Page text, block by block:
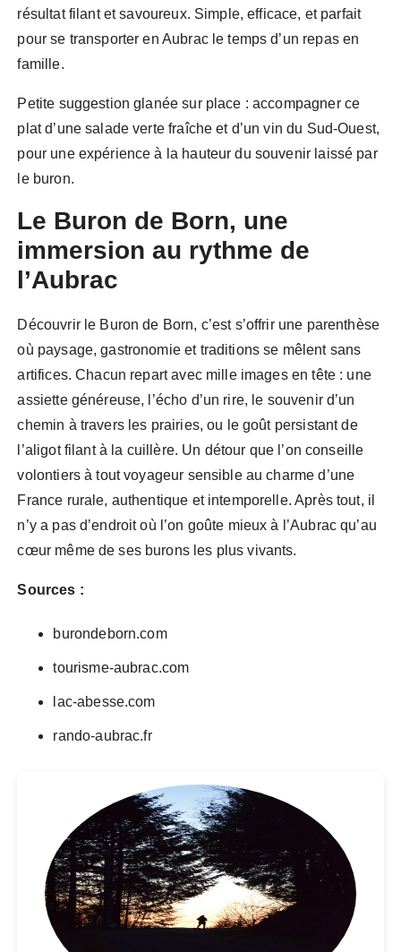
résultat filant et savoureux. Simple, efficace, et parfait
pour se transporter en Aubrac le temps d’un repas en
famille.
Petite suggestion glanée sur place : accompagner ce
plat d’une salade verte fraîche et d’un vin du Sud-Ouest,
pour une expérience à la hauteur du souvenir laissé par
le buron.
Le Buron de Born, une
immersion au rythme de
l’Aubrac
Découvrir le Buron de Born, c’est s’offrir une parenthèse
où paysage, gastronomie et traditions se mêlent sans
artifices. Chacun repart avec mille images en tête : une
assiette généreuse, l’écho d’un rire, le souvenir d’un
chemin à travers les prairies, ou le goût persistant de
l’aligot filant à la cuillère. Un détour que l’on conseille
volontiers à tout voyageur sensible au charme d’une
France rurale, authentique et intemporelle. Après tout, il
n’y a pas d’endroit où l’on goûte mieux à l’Aubrac qu’au
cœur même de ses burons les plus vivants.
Sources :
burondeborn.com
tourisme-aubrac.com
lac-abesse.com
rando-aubrac.fr